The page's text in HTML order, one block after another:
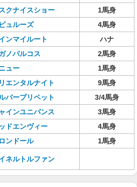
クナイスショー
1馬身
ュルーズ
4馬身
ンマイルート
ハナ
ノバルコス
2馬身
ニュー
1馬身
エンタルナイト
9馬身
バープリペット
3/4馬身
インユニバンス
3馬身
ドエンヴィー
4馬身
ロンドール
1馬身
ネルトルファン